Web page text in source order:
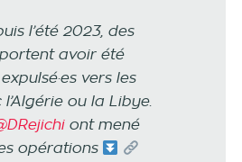
l’été 2023, des
avoir été
vers les
ou la Libye.
ont mené
opérations